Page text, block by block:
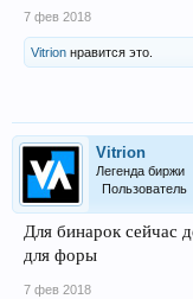
7 фев 2018
Vitrion нравится это.
Vitrion
Легенда биржи
Пользователь
Для бинарок сейчас
для форы
7 фев 2018